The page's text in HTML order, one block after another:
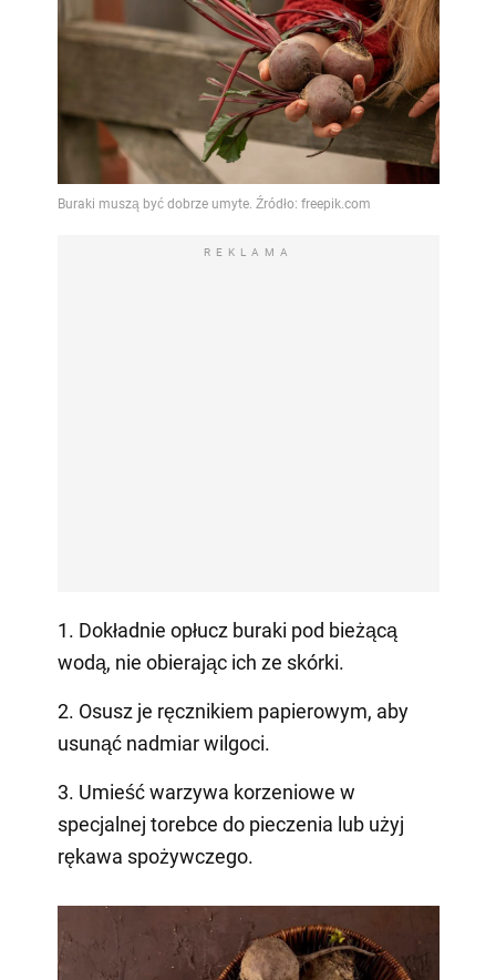
REKLAMA
1. Dokładnie opłucz buraki pod bieżącą
wodą, nie obierając ich ze skórki.
2. Osusz je ręcznikiem papierowym, aby
usunąć nadmiar wilgoci.
3. Umieść warzywa korzeniowe w
specjalnej torebce do pieczenia lub użyj
rękawa spożywczego.